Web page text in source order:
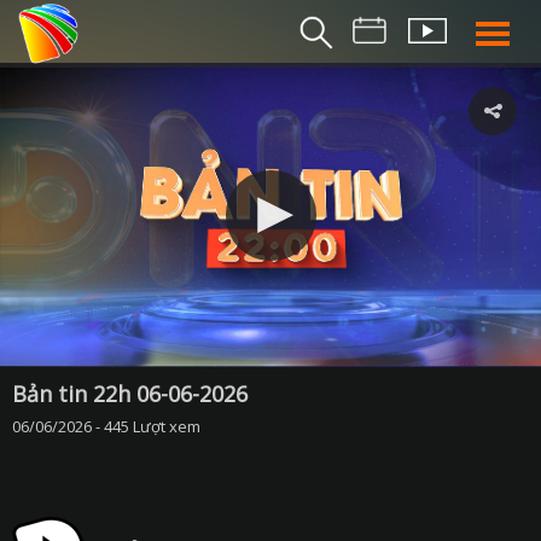
THỜI
BẢN TIN
THỜI SỰ
THỜI SỰ
BẢN TIN MIỀN
BẢN TIN
Bản tin 22h 06-06-2026
06/06/2026 - 445 Lượt xem